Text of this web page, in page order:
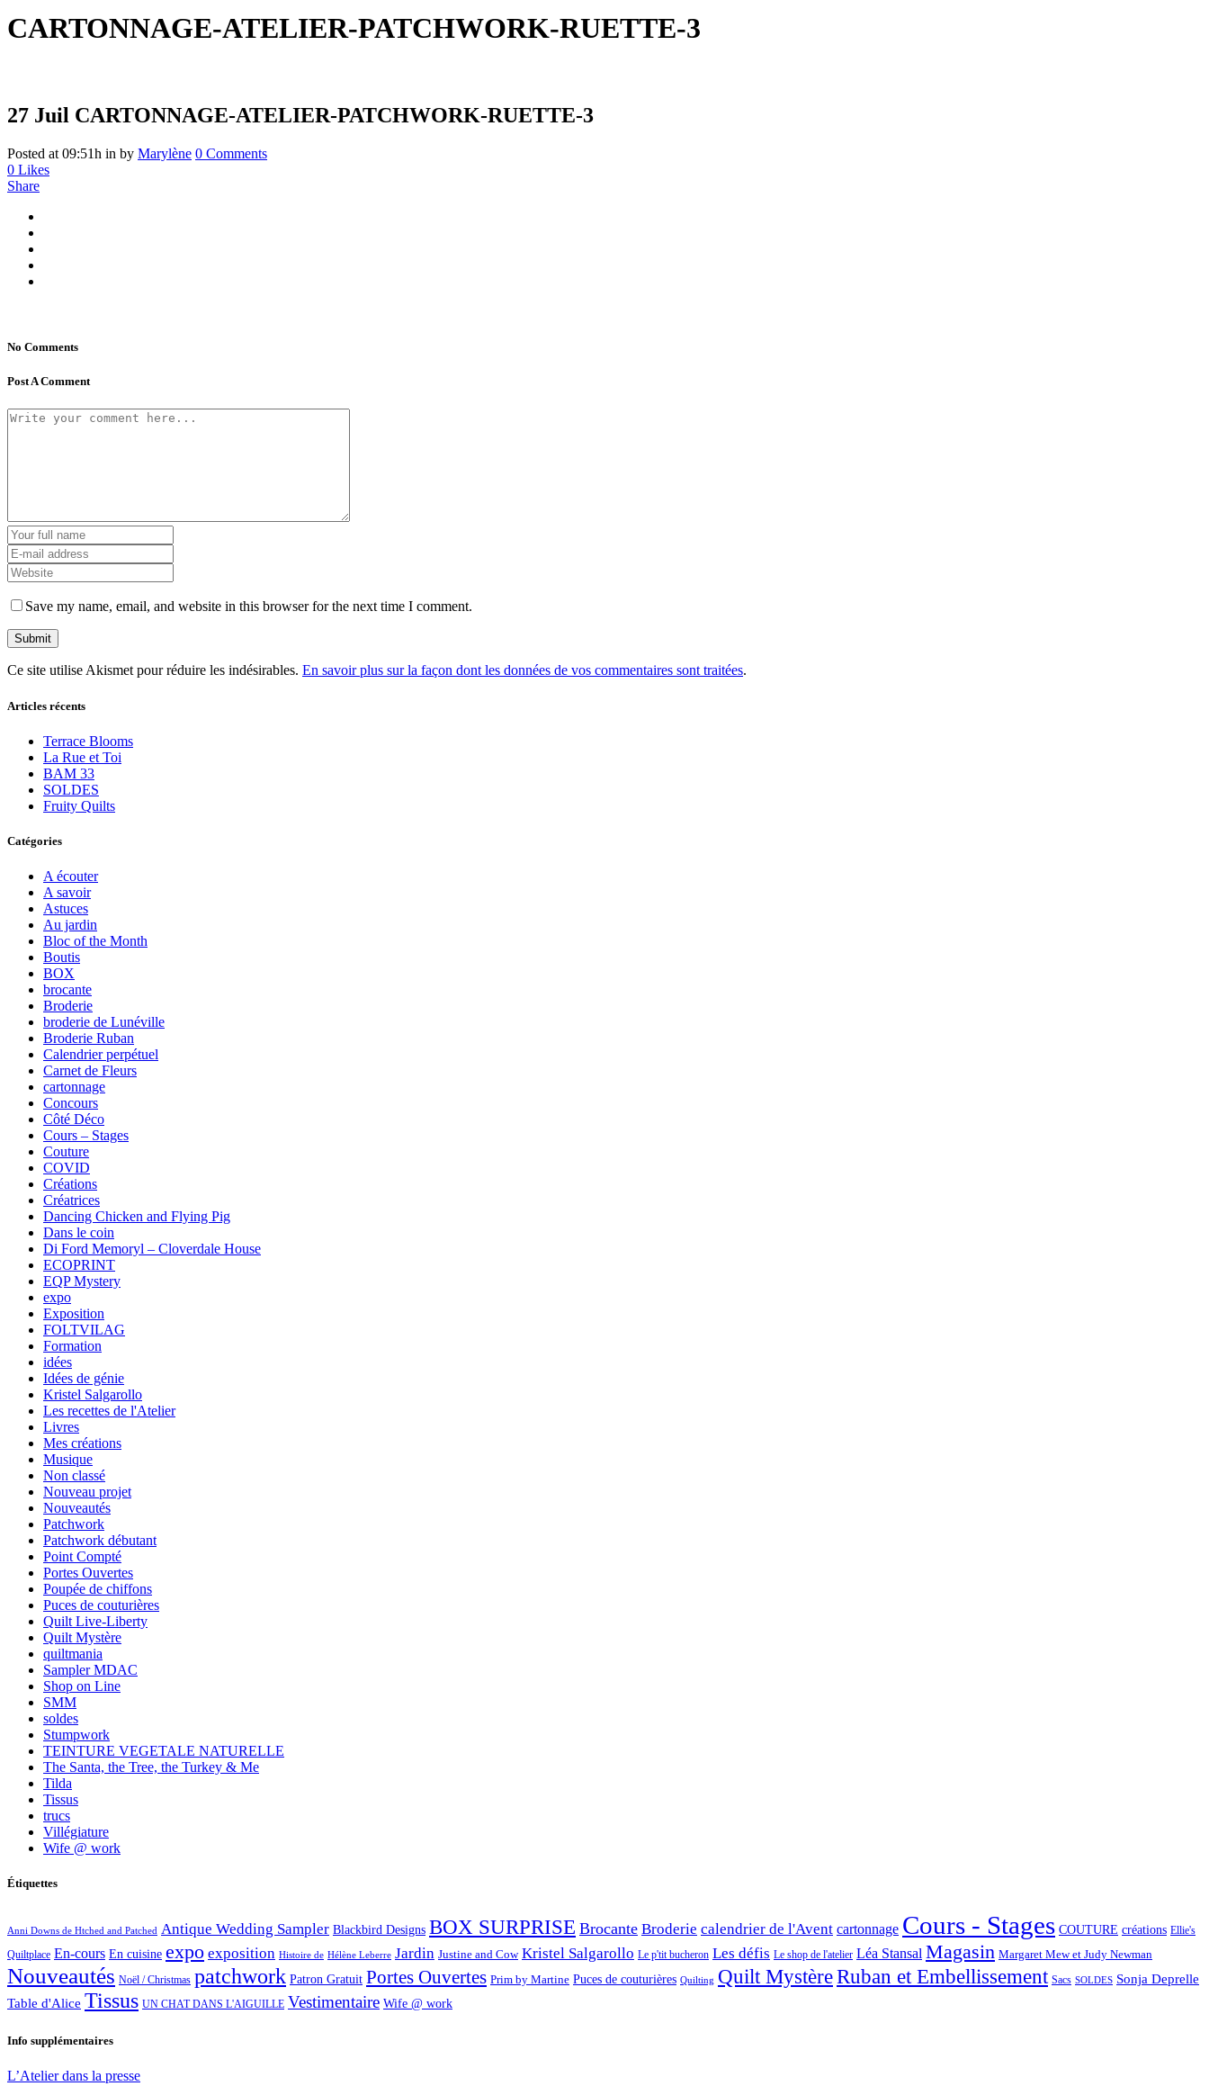
CARTONNAGE-ATELIER-PATCHWORK-RUETTE-3
27 Juil CARTONNAGE-ATELIER-PATCHWORK-RUETTE-3
Posted at 09:51h in by Marylène 0 Comments
0 Likes
Share
No Comments
Post A Comment
Save my name, email, and website in this browser for the next time I comment.
Ce site utilise Akismet pour réduire les indésirables. En savoir plus sur la façon dont les données de vos commentaires sont traitées.
Articles récents
Terrace Blooms
La Rue et Toi
BAM 33
SOLDES
Fruity Quilts
Catégories
A écouter
A savoir
Astuces
Au jardin
Bloc of the Month
Boutis
BOX
brocante
Broderie
broderie de Lunéville
Broderie Ruban
Calendrier perpétuel
Carnet de Fleurs
cartonnage
Concours
Côté Déco
Cours – Stages
Couture
COVID
Créations
Créatrices
Dancing Chicken and Flying Pig
Dans le coin
Di Ford Memoryl – Cloverdale House
ECOPRINT
EQP Mystery
expo
Exposition
FOLTVILAG
Formation
idées
Idées de génie
Kristel Salgarollo
Les recettes de l'Atelier
Livres
Mes créations
Musique
Non classé
Nouveau projet
Nouveautés
Patchwork
Patchwork débutant
Point Compté
Portes Ouvertes
Poupée de chiffons
Puces de couturières
Quilt Live-Liberty
Quilt Mystère
quiltmania
Sampler MDAC
Shop on Line
SMM
soldes
Stumpwork
TEINTURE VEGETALE NATURELLE
The Santa, the Tree, the Turkey & Me
Tilda
Tissus
trucs
Villégiature
Wife @ work
Étiquettes
Anni Downs de Htched and Patched Antique Wedding Sampler Blackbird Designs BOX SURPRISE Brocante Broderie calendrier de l'Avent cartonnage Cours - Stages COUTURE créations Ellie's
Quiltplace En-cours En cuisine expo exposition Histoire de Hélène Leberre Jardin Justine and Cow Kristel Salgarollo Le p'tit bucheron Les défis Le shop de l'atelier Léa Stansal Magasin Margaret Mew et Judy Newman
Nouveautés Noël / Christmas patchwork Patron Gratuit Portes Ouvertes Prim by Martine Puces de couturières Quilting Quilt MystèreRuban et Embellissement Sacs SOLDES Sonja Deprelle
Table d'Alice Tissus UN CHAT DANS L'AIGUILLE Vestimentaire Wife @ work
Info supplémentaires
L’Atelier dans la presse